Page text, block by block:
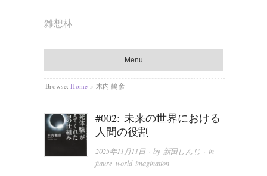
雑想林
Menu
Browse: Home » 木内 鶴彦
#002: 未来の世界における
人間の役割
2025年11月11日· by 新田しんじ · in
future world imagination